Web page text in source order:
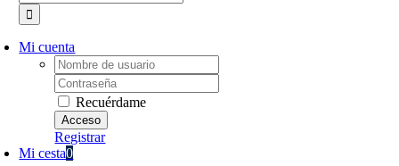
Mi cuenta
Username:
Password:
Recuérdame
Registrar
Mi cesta0